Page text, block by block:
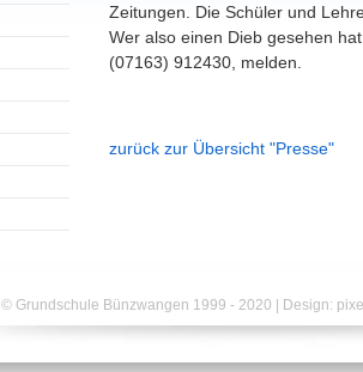
Zeitungen. Die Schüler und
Wer also einen Dieb gesehen
(07163) 912430, melden.
zurück zur Übersicht "Presse"
© Grundschule Bünzwangen 1999 - 2020 | Design: